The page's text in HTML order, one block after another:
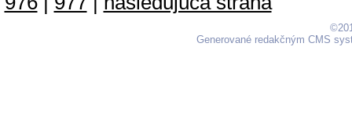
Generované redakčným CMS